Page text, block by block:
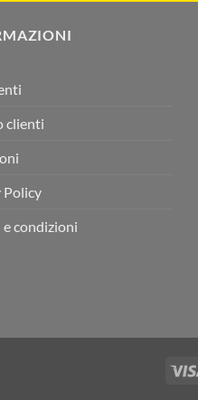
clienti
Policy
e condizioni